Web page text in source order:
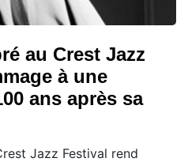
au Crest Jazz
à une
ans après sa
Jazz Festival rend